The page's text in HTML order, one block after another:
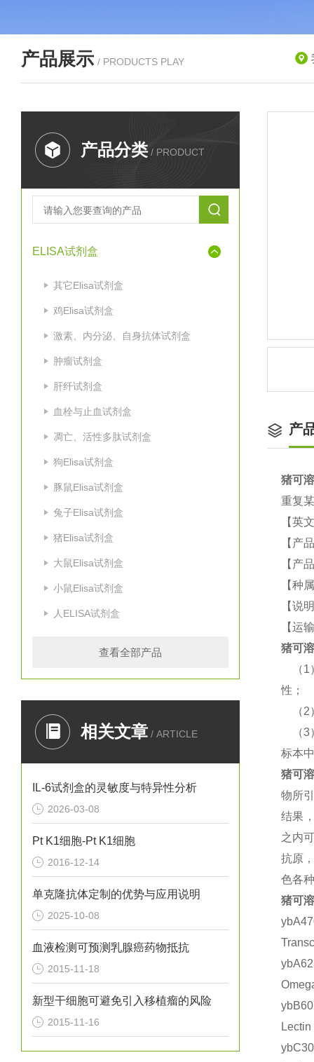
产品展示 / PRODUCTS PLAY
产品分类 / PRODUCT
ELISA试剂盒
其它Elisa试剂盒
鸡Elisa试剂盒
激素、内分泌、自身抗体试剂盒
肿瘤试剂盒
肝纤试剂盒
血栓与止血试剂盒
凋亡、活性多肽试剂盒
狗Elisa试剂盒
豚鼠Elisa试剂盒
兔子Elisa试剂盒
猪Elisa试剂盒
大鼠Elisa试剂盒
小鼠Elisa试剂盒
人ELISA试剂盒
查看全部产品
相关文章 / ARTICLE
IL-6试剂盒的灵敏度与特异性分析
2026-03-08
Pt K1细胞-Pt K1细胞
2016-12-14
单克隆抗体定制的优势与应用说明
2025-10-08
血液检测可预测乳腺癌药物抵抗
2015-11-18
新型干细胞可避免引入移植瘤的风险
2015-11-16
产
猪可
重复
【英
【产
【产
【种
【说
【运
猪可
（
性；
（
（
标本
猪可
物所
结果
之内
抗原
色各
猪可